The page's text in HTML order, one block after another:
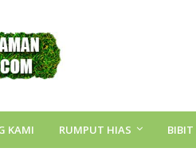
KAMI RUMPUT HIAS